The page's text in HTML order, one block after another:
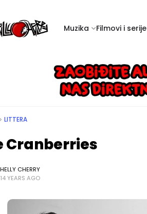
Muzika Filmovi i serije
LITTERA
Cranberries
HELLY CHERRY
14 YEARS AGO